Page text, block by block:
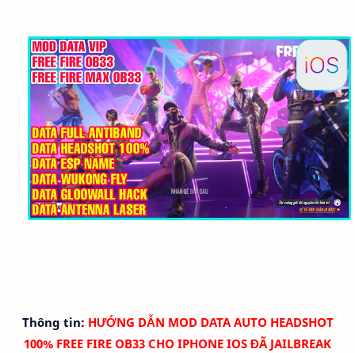
Thông tin: HƯỚNG DẪN MOD DATA AUTO HEADSHOT
100% FREE FIRE OB33 CHO IPHONE IOS ĐÃ JAILBREAK